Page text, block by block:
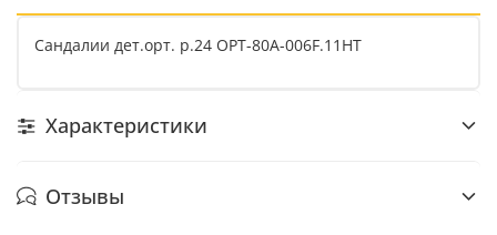
Сандалии дет.орт. р.24 ОРТ-80А-006F.11НТ
Характеристики
Отзывы